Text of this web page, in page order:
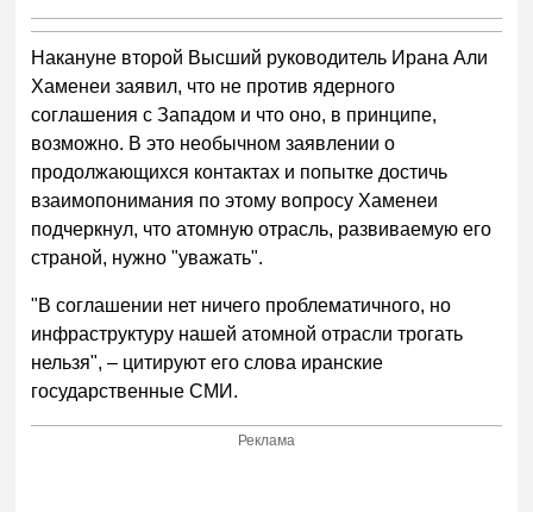
Накануне второй Высший руководитель Ирана Али
Хаменеи заявил, что не против ядерного
соглашения с Западом и что оно, в принципе,
возможно. В это необычном заявлении о
продолжающихся контактах и ​​попытке достичь
взаимопонимания по этому вопросу Хаменеи
подчеркнул, что атомную отрасль, развиваемую его
страной, нужно "уважать".
"В соглашении нет ничего проблематичного, но
инфраструктуру нашей атомной отрасли трогать
нельзя", – цитируют его слова иранские
государственные СМИ.
Реклама